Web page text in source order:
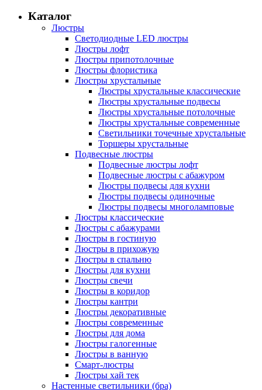
Каталог
Люстры
Светодиодные LED люстры
Люстры лофт
Люстры припотолочные
Люстры флористика
Люстры хрустальные
Люстры хрустальные классические
Люстры хрустальные подвесы
Люстры хрустальные потолочные
Люстры хрустальные современные
Светильники точечные хрустальные
Торшеры хрустальные
Подвесные люстры
Подвесные люстры лофт
Подвесные люстры с абажуром
Люстры подвесы для кухни
Люстры подвесы одиночные
Люстры подвесы многоламповые
Люстры классические
Люстры с абажурами
Люстры в гостиную
Люстры в прихожую
Люстры в спальню
Люстры для кухни
Люстры свечи
Люстры в коридор
Люстры кантри
Люстры декоративные
Люстры современные
Люстры для дома
Люстры галогенные
Люстры в ванную
Смарт-люстры
Люстры хай тек
Настенные светильники (бра)